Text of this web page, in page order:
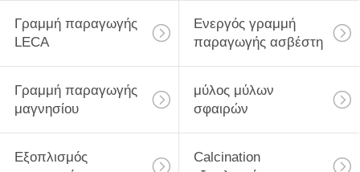
Γραμμή παραγωγής
LECA
Ενεργός γραμμή
παραγωγής ασβέστη
Γραμμή παραγωγής
μαγνησίου
μύλος μύλων
σφαιρών
Εξοπλισμός
Calcination